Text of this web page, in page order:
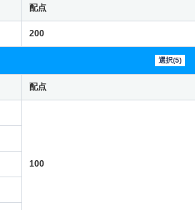
配点
200
選択(5)
配点
100